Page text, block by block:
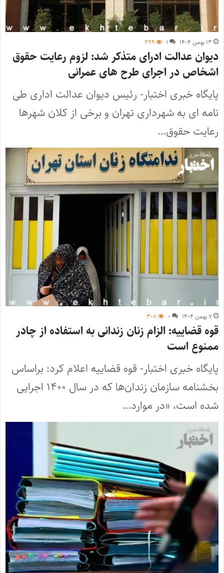
۱۳ بهمن ۱۴۰۴ ۱ ۳۶۹
دیوان عدالت ادرای متذکر شد: لزوم رعایت حقوق
اشخاص در اجرای طرح های عمرانی
پایگاه خبری اختبار- رئیس دیوان عدالت اداری طی
نامه ای به شهرداری تهران و برخی از کلان شهرها
رعایت حقوق…
۷ بهمن ۱۴۰۴ ۰ ۳۰۸
قوه قضاییه: الزام زنان زندانی به استفاده از چادر
ممنوع است
پایگاه خبری اختبار- قوه قضاییه اعلام کرد: براساس
بخشنامه سازمان زندان‌ها که در سال ۱۴۰۰ اجرایی
شده است، «در موارد…